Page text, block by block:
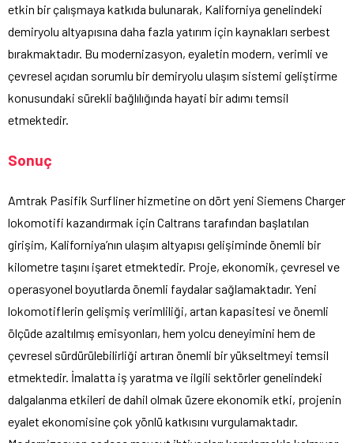
etkin bir çalışmaya katkıda bulunarak, Kaliforniya genelindeki
demiryolu altyapısına daha fazla yatırım için kaynakları serbest
bırakmaktadır. Bu modernizasyon, eyaletin modern, verimli ve
çevresel açıdan sorumlu bir demiryolu ulaşım sistemi geliştirme
konusundaki sürekli bağlılığında hayati bir adımı temsil
etmektedir.
Sonuç
Amtrak Pasifik Surfliner hizmetine on dört yeni Siemens Charger
lokomotifi kazandırmak için Caltrans tarafından başlatılan
girişim, Kaliforniya’nın ulaşım altyapısı gelişiminde önemli bir
kilometre taşını işaret etmektedir. Proje, ekonomik, çevresel ve
operasyonel boyutlarda önemli faydalar sağlamaktadır. Yeni
lokomotiflerin gelişmiş verimliliği, artan kapasitesi ve önemli
ölçüde azaltılmış emisyonları, hem yolcu deneyimini hem de
çevresel sürdürülebilirliği artıran önemli bir yükseltmeyi temsil
etmektedir. İmalatta iş yaratma ve ilgili sektörler genelindeki
dalgalanma etkileri de dahil olmak üzere ekonomik etki, projenin
eyalet ekonomisine çok yönlü katkısını vurgulamaktadır.